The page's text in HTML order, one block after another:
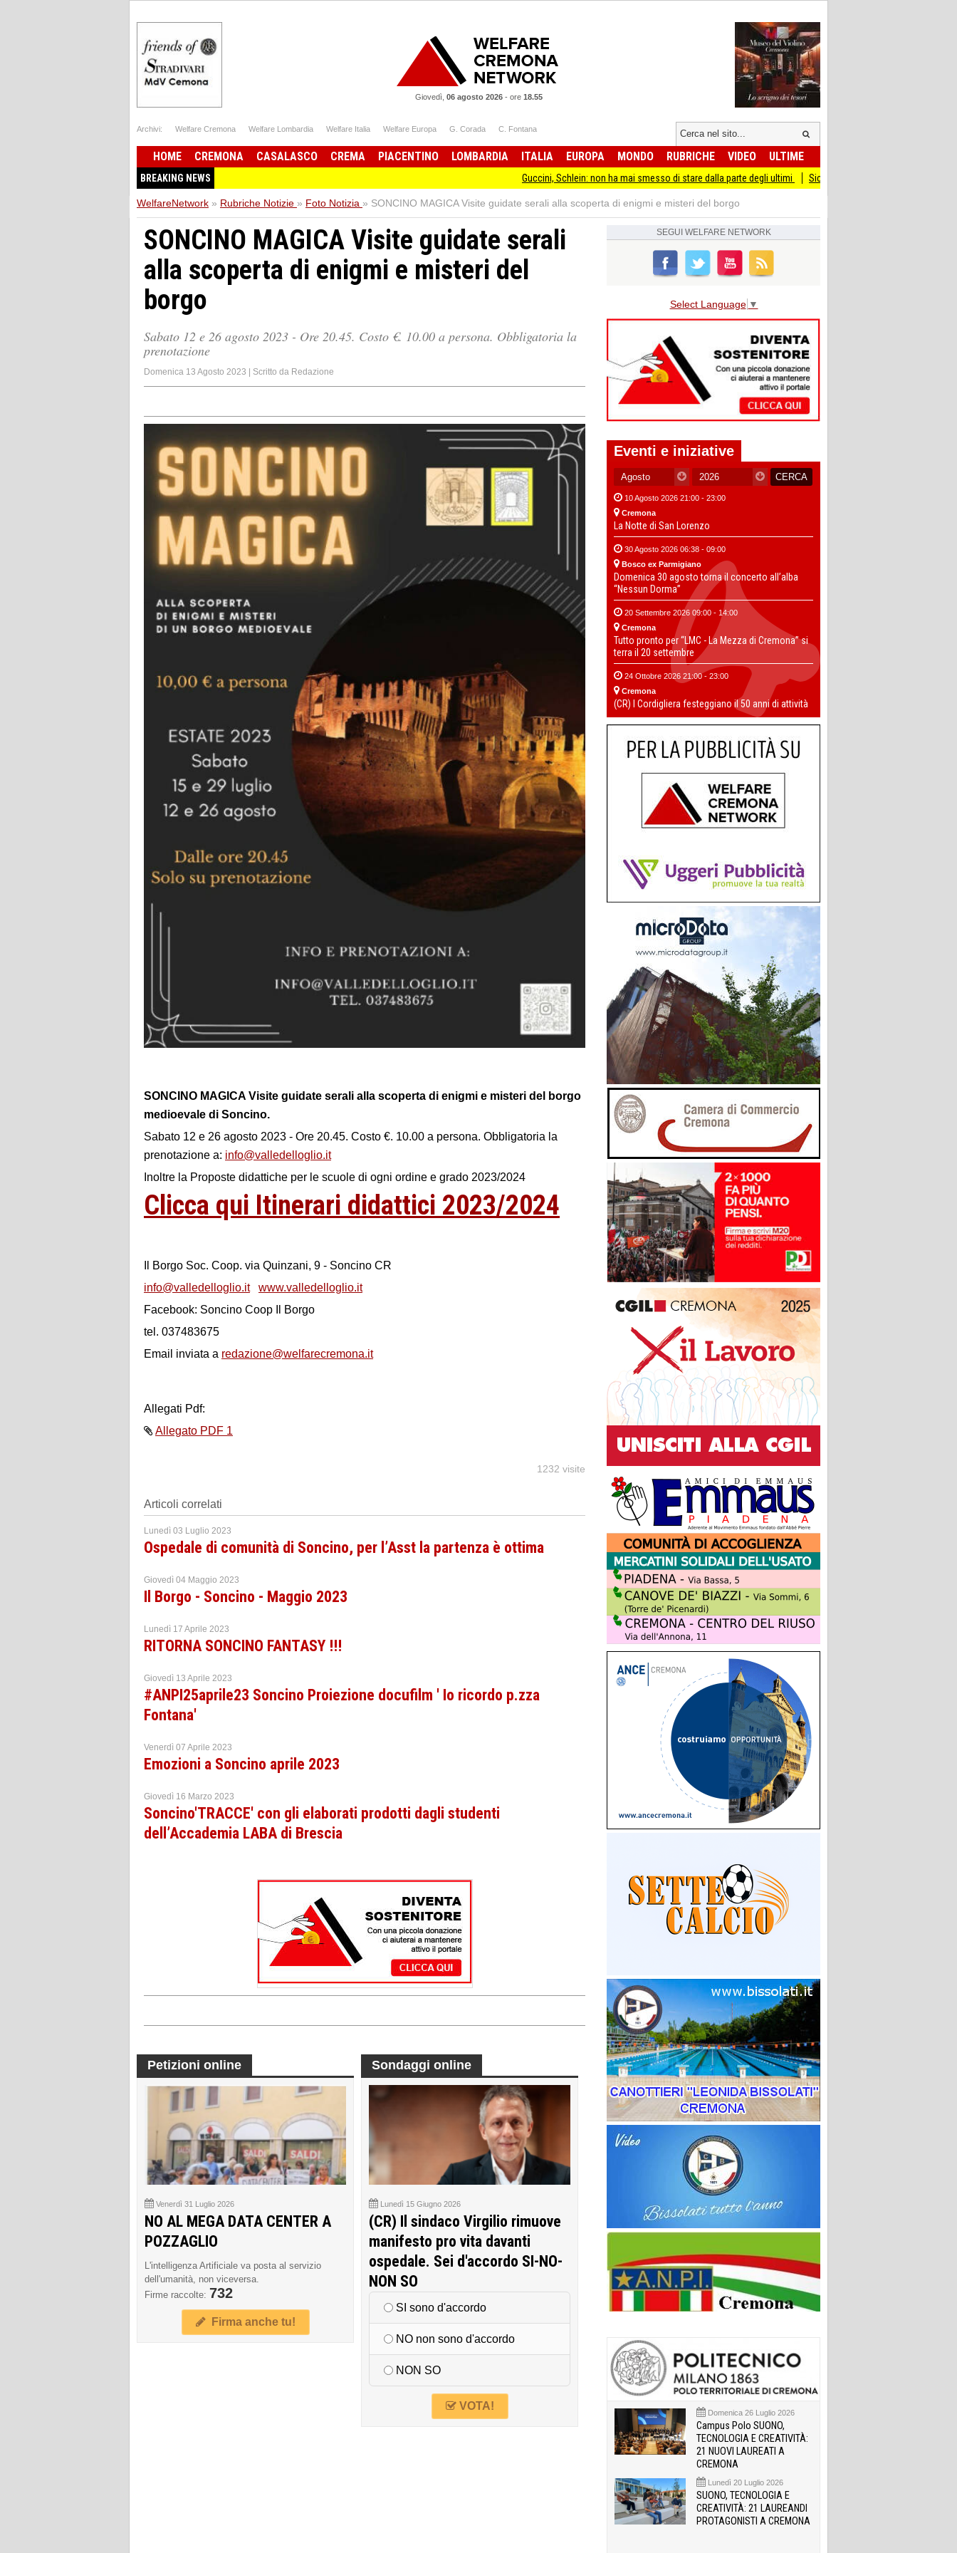
Giovedì, 06 agosto 2026- ore 18.55
Archivi: Welfare Cremona Welfare Lombardia Welfare Italia Welfare Europa G. Corada C. Fontana
HOME CREMONA CASALASCO CREMA PIACENTINO LOMBARDIA ITALIA EUROPA MONDO RUBRICHE VIDEO ULTIME
BREAKING NEWS Guccini, Schlein: non ha mai smesso di stare dalla parte degli ultimi Sicurezza I Giovani Democratici ribattono ai
WelfareNetwork » Rubriche Notizie » Foto Notizia » SONCINO MAGICA Visite guidate serali alla scoperta di enigmi e misteri del borgo
SONCINO MAGICA Visite guidate serali
alla scoperta di enigmi e misteri del
borgo
Sabato 12 e 26 agosto 2023 - Ore 20.45. Costo €. 10.00 a persona. Obbligatoria la
prenotazione
Domenica 13 Agosto 2023 | Scritto da Redazione
SONCINO MAGICA Visite guidate serali alla scoperta di enigmi e misteri del borgo
medioevale di Soncino.
Sabato 12 e 26 agosto 2023 - Ore 20.45. Costo €. 10.00 a persona. Obbligatoria la
prenotazione a: info@valledelloglio.it
Inoltre la Proposte didattiche per le scuole di ogni ordine e grado 2023/2024
Clicca qui Itinerari didattici 2023/2024
Il Borgo Soc. Coop. via Quinzani, 9 - Soncino CR
info@valledelloglio.it
www.valledelloglio.it
Facebook: Soncino Coop Il Borgo
tel. 037483675
Email inviata a redazione@welfarecremona.it
Allegati Pdf:
Allegato PDF 1
1232 visite
Articoli correlati
Lunedì 03 Luglio 2023
Ospedale di comunità di Soncino, per l’Asst la partenza è ottima
Giovedì 04 Maggio 2023
Il Borgo - Soncino - Maggio 2023
Lunedì 17 Aprile 2023
RITORNA SONCINO FANTASY !!!
Giovedì 13 Aprile 2023
#ANPI25aprile23 Soncino Proiezione docufilm ' Io ricordo p.zza
Fontana'
Venerdì 07 Aprile 2023
Emozioni a Soncino aprile 2023
Giovedì 16 Marzo 2023
Soncino'TRACCE' con gli elaborati prodotti dagli studenti
dell’Accademia LABA di Brescia
Petizioni online
Venerdì 31 Luglio 2026
NO AL MEGA DATA CENTER A
POZZAGLIO
L'intelligenza Artificiale va posta al servizio
dell'umanità, non viceversa.
Firme raccolte: 732
Firma anche tu!
Sondaggi online
Lunedì 15 Giugno 2026
(CR) Il sindaco Virgilio rimuove
manifesto pro vita davanti
ospedale. Sei d'accordo SI-NO-
NON SO
SI sono d'accordo
NO non sono d'accordo
NON SO
VOTA!
SEGUI WELFARE NETWORK
Select Language ▼
Eventi e iniziative
10 Agosto 2026 21:00 - 23:00
Cremona
La Notte di San Lorenzo
30 Agosto 2026 06:38 - 09:00
Bosco ex Parmigiano
Domenica 30 agosto torna il concerto all’alba
“Nessun Dorma”
20 Settembre 2026 09:00 - 14:00
Cremona
Tutto pronto per “LMC - La Mezza di Cremona” si
terra il 20 settembre
24 Ottobre 2026 21:00 - 23:00
Cremona
(CR) I Cordigliera festeggiano il 50 anni di attività
Domenica 26 Luglio 2026
Campus Polo SUONO,
TECNOLOGIA E CREATIVITÀ:
21 NUOVI LAUREATI A
CREMONA
Lunedì 20 Luglio 2026
SUONO, TECNOLOGIA E
CREATIVITÀ: 21 LAUREANDI
PROTAGONISTI A CREMONA